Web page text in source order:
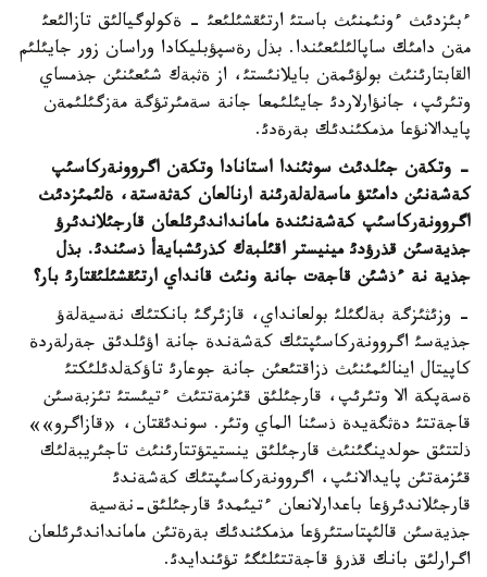
ءبئزدئث ءونئمنئث باستئ ارتئقشئلئعئ - ةكولوگيالئق تازالئعئ
مةن دامئك ساپالئلئعئندا. بذل رةسپؤبليكادا وراسان زور جايئلئم
القابتارئنئث بولؤئمةن بايلانئستئ، از ةثبةك شئعئنئن جذمساي
وتئرئپ، جانؤارلاردئ جايئلئمعا جانة سةمئرتؤگة مةزگئلئمةن
پايدالانؤعا مذمكئندئك بةرةدئ.
- وتكةن جئلدئث سوثئندا استانادا وتكةن اگروونةركاسئپ
كةشةنئن دامئتؤ ماسةلةلةرئنة ارنالعان كةثةستة، ةلئمئزدئث
اگروونةركاسئپ كةشةنئندة مامانداندئرئلعان قارجئلاندئرؤ
جذيةسئن قذرؤدئ مينيستر اقئلبةك كذرئشبايةأ ذسئندئ. بذل
جذية نة ءذشئن قاجةت جانة ونئث قانداي ارتئقشئلئقتارئ بار؟
- وزئثئزگة بةلگئلئ بولعانداي، قازئرگئ بانكتئك نةسيةلةؤ
جذيةسئ اگروونةركاسئپتئك كةشةندة جانة اؤئلدئق جةرلةردة
كاپيتال اينالئمئنئث ذزاقتئعئن جانة جوعارئ تاؤكةلدئلئكتئ
ةسةپكة الا وتئرئپ، قارجئلئق قئزمةتتئث ءتيئستئ تئزبةسئن
قاجةتتئ دةثگةيدة ذسئنا الماي وتئر. سوندئقتان، «قازاگرو»»
ذلتتئق حولدينگئنئث قارجئلئق ينستيتؤتتارئنئث تاجئريبةلئك
قئزمةتئن پايدالانئپ، اگروونةركاسئپتئك كةشةندئ
قارجئلاندئرؤعا باعدارلانعان ءتيئمدئ قارجئلئق-نةسية
جذيةسئن قالئپتاستئرؤعا مذمكئندئك بةرةتئن مامانداندئرئلعان
اگرارلئق بانك قذرؤ قاجةتتئلئگئ تؤئندايدئ.